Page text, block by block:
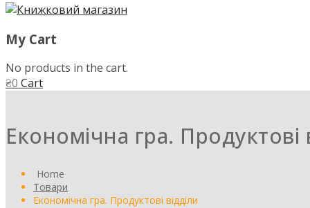
My Cart
No products in the cart.
₴0 Cart
Економічна гра. Продуктові
Home
Товари
Економічна гра. Продуктові відділи